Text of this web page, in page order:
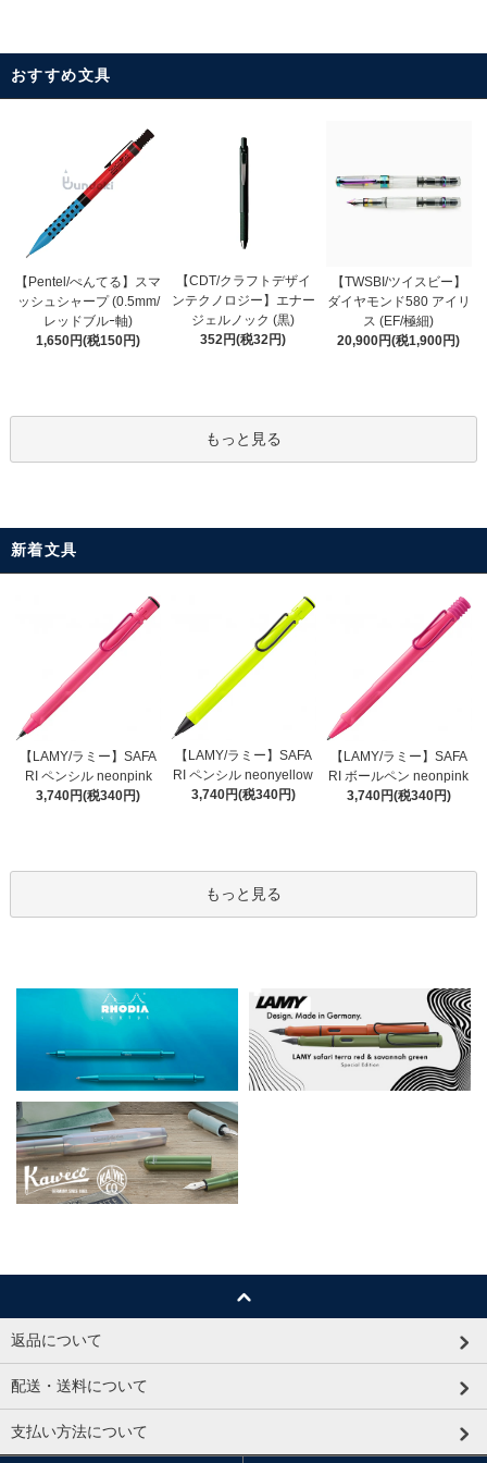
おすすめ文具
【Pentel/ぺんてる】スマ
ッシュシャープ (0.5mm/
レッドブルｰ軸)
1,650円(税150円)
【CDT/クラフトデザイ
ンテクノロジー】エナー
ジェルノック (黒)
352円(税32円)
【TWSBI/ツイスビー】
ダイヤモンド580 アイリ
ス (EF/極細)
20,900円(税1,900円)
もっと見る
新着文具
【LAMY/ラミー】SAFA
RI ペンシル neonpink
3,740円(税340円)
【LAMY/ラミー】SAFA
RI ペンシル neonyellow
3,740円(税340円)
【LAMY/ラミー】SAFA
RI ボールペン neonpink
3,740円(税340円)
もっと見る
返品について
配送・送料について
支払い方法について